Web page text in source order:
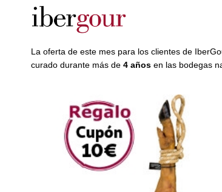
La oferta de este mes para los clientes de
curado durante más de 4 años en las bodegas